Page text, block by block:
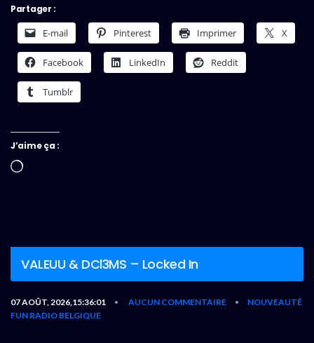
Partager :
E-mail Pinterest Imprimer X
Facebook LinkedIn Reddit
Tumblr
J’aime ça :
Chargement…
VALEUU & DCl3MS – Locked In
07 AOÛT, 2026,15:36:01 • AUCUN COMMENTAIRE •
NOUVEAUTÉ
FUN RADIO BELGIQUE